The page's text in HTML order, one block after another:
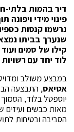
דיר בהמות בלתי-
פינוי מידי
נרשמו קנסות
שנערך בביתו
קילו של סמים
לוד יחד עם
במבצע משולב
אטיאס, התבצעה
יוספטל בלוד,
מאות כבשים ועיזים
הסביבה ובטיחות